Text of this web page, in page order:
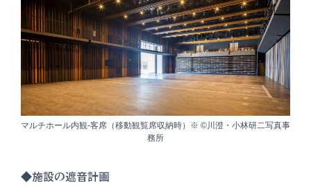
マルチホール内観-客席（移動観覧席収納時）※ ©川澄・小林研二写真事
務所
◆施設の遮音計画